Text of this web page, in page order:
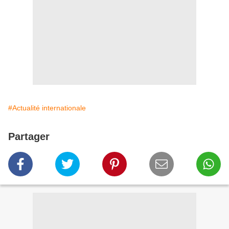
#Actualité internationale
Partager